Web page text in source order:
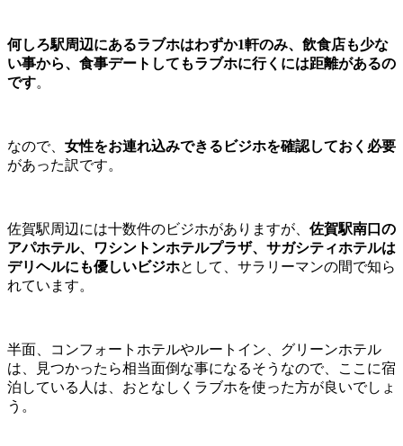
何しろ駅周辺にあるラブホはわずか1軒のみ、飲食店も少な
い事から、食事デートしてもラブホに行くには距離があるの
です。
なので、 女性をお連れ込みできるビジホを確認しておく必要
があった訳です。
佐賀駅周辺には十数件のビジホがありますが、 佐賀駅南口の
アパホテル、ワシントンホテルプラザ、サガシティホテルは
デリヘルにも優しいビジホとして、サラリーマンの間で知ら
れています。
半面、コンフォートホテルやルートイン、グリーンホテル
は、見つかったら相当面倒な事になるそうなので、ここに宿
泊している人は、おとなしくラブホを使った方が良いでしょ
う。